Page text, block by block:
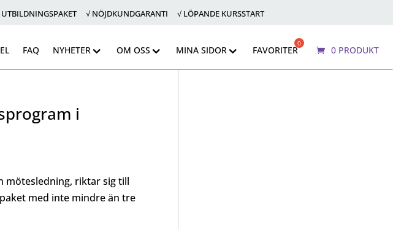
UTBILDNINGSPAKET √ NÖJDKUNDGARANTI √ LÖPANDE KURSSTART
FAQ NYHETER OM OSS MINA SIDOR FAVORITER 0 PRODUKT
i
mötesledning, riktar sig till
med inte mindre än tre